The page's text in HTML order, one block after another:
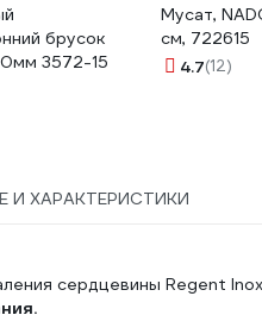
брусок
3572-15
Мусат,
см, 722615
4.7(12)
И ХАРАКТЕРИСТИКИ
сердцевины Regent